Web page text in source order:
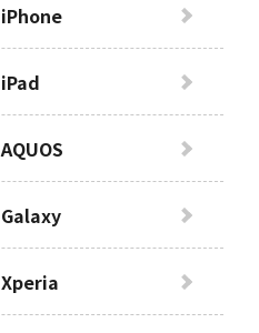
iPhone
iPad
AQUOS
Galaxy
Xperia